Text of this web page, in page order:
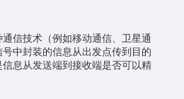
信技术（例如移动通信、卫星通
中封装的信息从出发点传到目的
息从发送端到接收端是否可以精